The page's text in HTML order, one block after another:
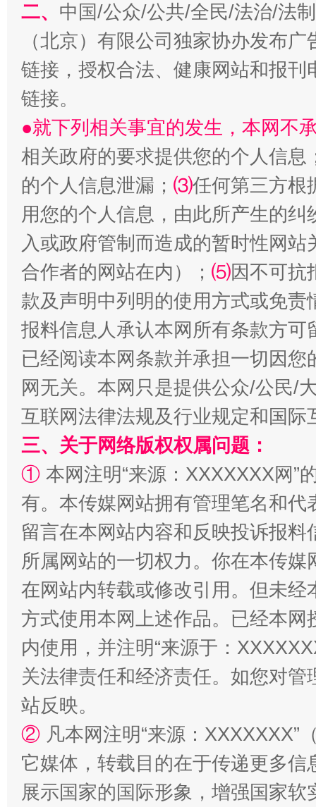
受贿1.44亿！段成刚被判无期 从幼
阿坝州三大球赛在茂县开幕 规模
国家大学科技园优化重塑工作
二、 中国/公众/公共/全民/法治/法
（北京）有限公司独家协办发布
链接，授权合法、健康网站和报
链接。
●就下列相关事宜的发生，本网不
相关政府的要求提供您的个人信息
的个人信息泄漏； ⑶任何第三方根
用您的个人信息，由此所产生的纠
入或政府管制而造成的暂时性网
合作者的网站在内）； ⑸因不可抗
款及声明中列明的使用方式或免责
报料信息人承认本网所有条款方
已经阅读本网条款并承担一切因
网无关。本网只是提供公众/公民/
互联网法律法规及行业规定和国
三、关于网络版权权属问题：
① 本网注明“来源：XXXXXXX网”
有。本传媒网站拥有管理笔名和
留言在本网站内容和反映投诉报
所属网站的一切权力。你在本传
在网站内转载或修改引用。但未
方式使用本网上述作品。已经本
内使用，并注明“来源于：
关法律责任和经济责任。如您对
站反映。
② 凡本网注明“来源：
它媒体，转载目的在于传递更多
展示国家的国际形象，增强国家